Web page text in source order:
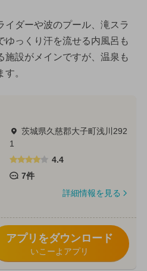
イダーや波のプール、滝スラ
ゆっくり汗を流せる内風呂も
施設がメインですが、温泉も
。
茨城県久慈郡大子町浅川292
1
4.4
7件
詳細情報を見る
アプリをダウンロード
いこーよアプリ